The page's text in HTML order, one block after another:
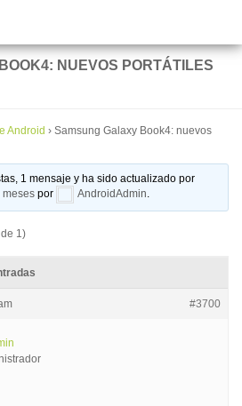
NUEVOS PORTÁTILES
Android › Samsung Galaxy Book4: nuevos
1 mensaje y ha sido actualizado por
meses por AndroidAdmin.
1)
#3700